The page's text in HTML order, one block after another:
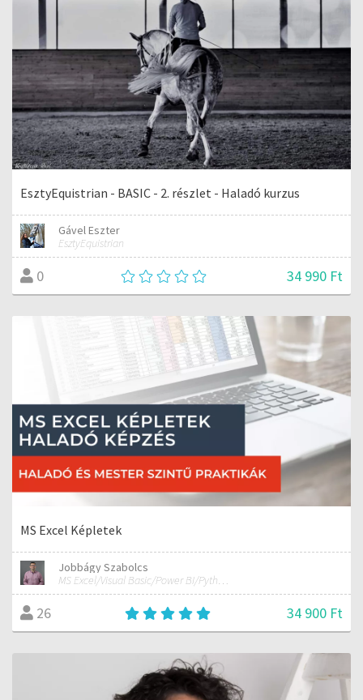
EsztyEquistrian - BASIC - 2. részlet - Haladó kurzus
Gável Eszter
EsztyEquistrian
0 34 990 Ft
MS Excel Képletek
Jobbágy Szabolcs
MS Excel/Visual Basic/Power BI/Python adatelemzési szakértő
26 34 900 Ft